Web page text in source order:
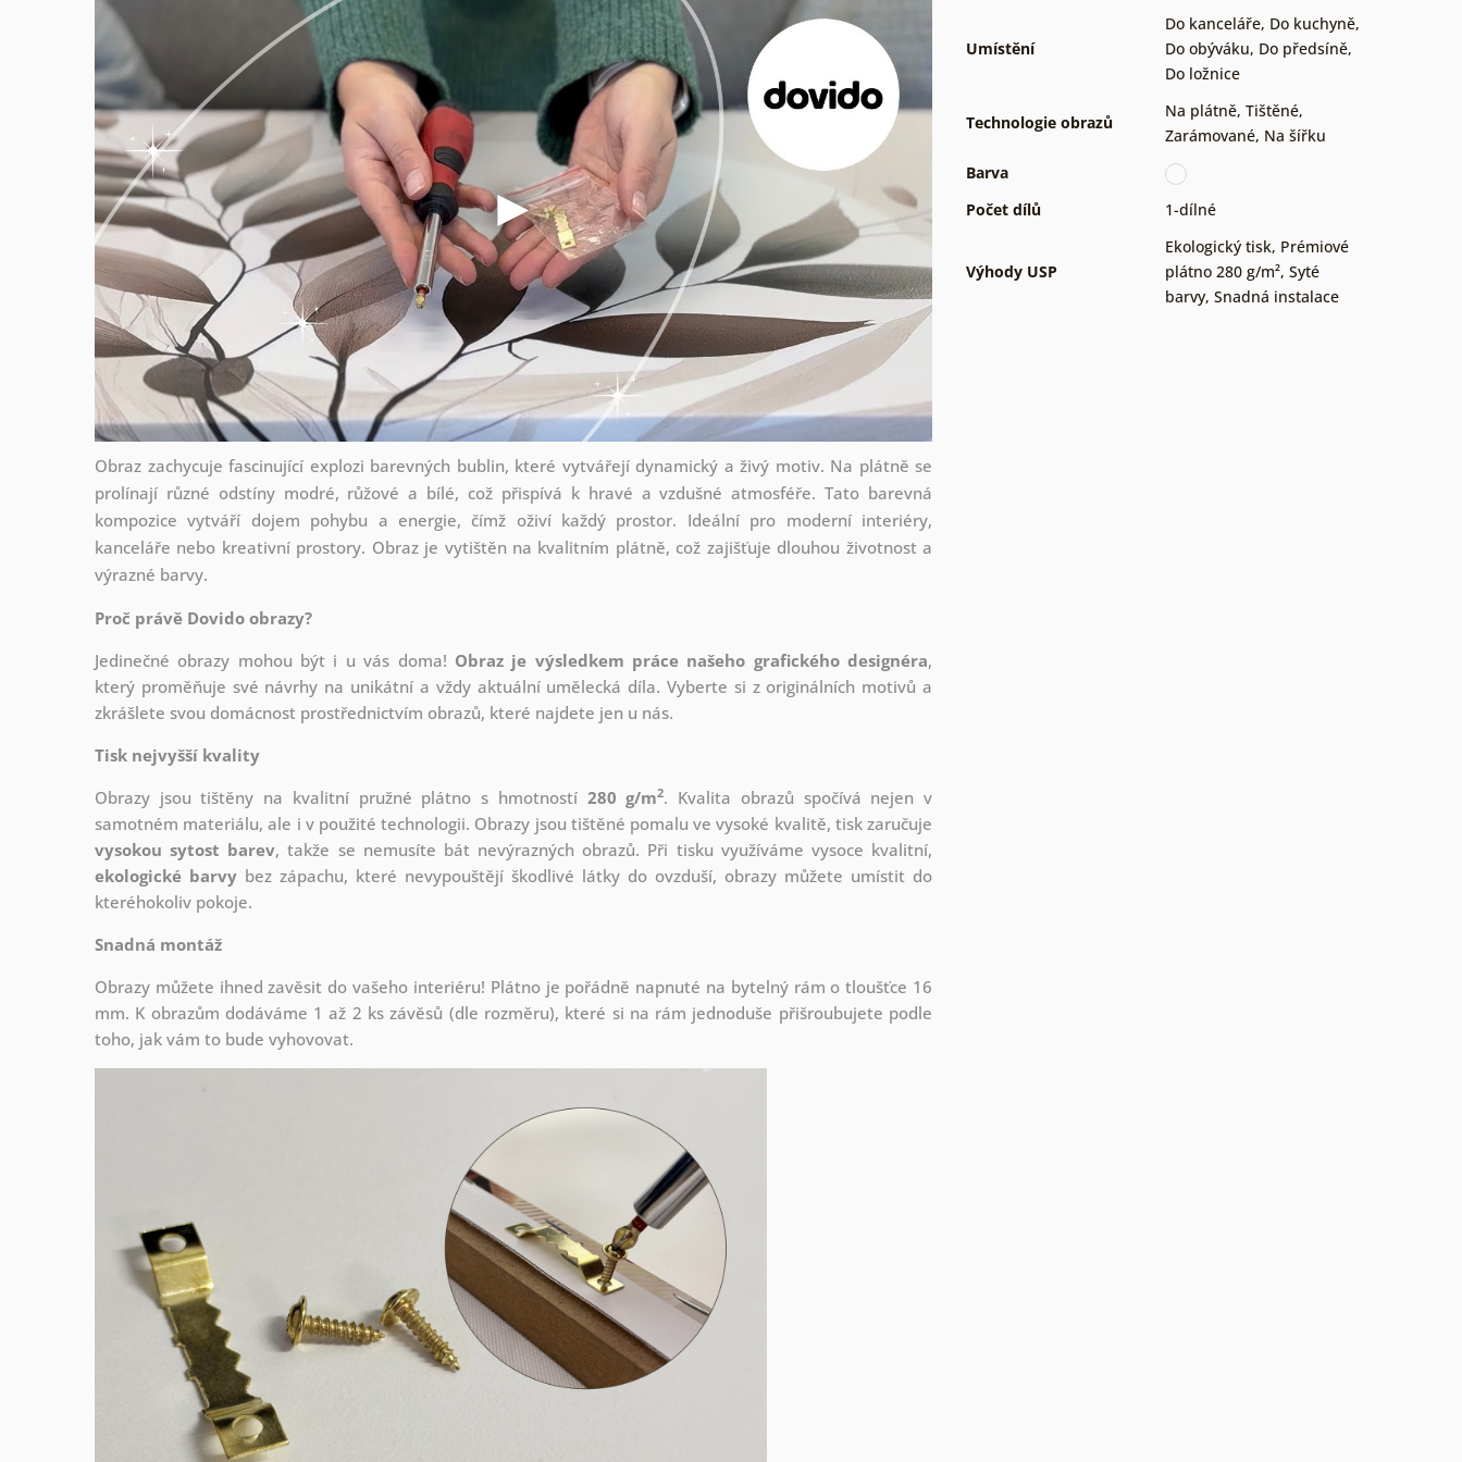
Obraz zachycuje fascinující explozi barevných bublin, které vytvářejí dynamický a živý motiv. Na plátně se
prolínají různé odstíny modré, růžové a bílé, což přispívá k hravé a vzdušné atmosféře. Tato barevná
kompozice vytváří dojem pohybu a energie, čímž oživí každý prostor. Ideální pro moderní interiéry,
kanceláře nebo kreativní prostory. Obraz je vytištěn na kvalitním plátně, což zajišťuje dlouhou životnost a
výrazné barvy.
Proč právě Dovido obrazy?
Jedinečné obrazy mohou být i u vás doma! Obraz je výsledkem práce našeho grafického designéra,
který proměňuje své návrhy na unikátní a vždy aktuální umělecká díla. Vyberte si z originálních motivů a
zkrášlete svou domácnost prostřednictvím obrazů, které najdete jen u nás.
Tisk nejvyšší kvality
Obrazy jsou tištěny na kvalitní pružné plátno s hmotností 280 g/m2. Kvalita obrazů spočívá nejen v
samotném materiálu, ale i v použité technologii. Obrazy jsou tištěné pomalu ve vysoké kvalitě, tisk zaručuje
vysokou sytost barev, takže se nemusíte bát nevýrazných obrazů. Při tisku využíváme vysoce kvalitní,
ekologické barvy bez zápachu, které nevypouštějí škodlivé látky do ovzduší, obrazy můžete umístit do
kteréhokoliv pokoje.
Snadná montáž
Obrazy můžete ihned zavěsit do vašeho interiéru! Plátno je pořádně napnuté na bytelný rám o tloušťce 16
mm. K obrazům dodáváme 1 až 2 ks závěsů (dle rozměru), které si na rám jednoduše přišroubujete podle
toho, jak vám to bude vyhovovat.
Umístění
Do kanceláře, Do kuchyně,
Do obýváku, Do předsíně,
Do ložnice
Technologie obrazů
Na plátně, Tištěné,
Zarámované, Na šířku
Barva
Počet dílů
1-dílné
Výhody USP
Ekologický tisk, Prémiové
plátno 280 g/m², Syté
barvy, Snadná instalace